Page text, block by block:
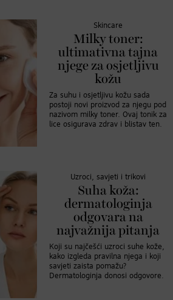
Skincare
Milky toner:
ultimativna tajna
njege za osjetljivu
kožu
Za suhu i osjetljivu kožu sada
postoji novi proizvod za njegu pod
nazivom milky toner. Ovaj tonik za
lice osigurava zdrav i blistav ten.
Uzroci, savjeti i trikovi
Suha koža:
dermatologinja
odgovara na
najvažnija pitanja
Koji su najčešći uzroci suhe kože,
kako izgleda pravilna njega i koji
savjeti zaista pomažu?
Dermatologinja donosi odgovore.